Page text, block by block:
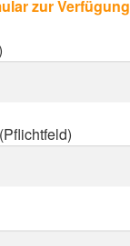
zur Verfügung